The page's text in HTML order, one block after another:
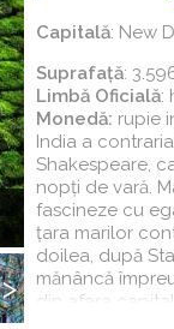
Taj Mahal, Agra
Următorul
Următorul
Capitală: New
Suprafaţă:
Limbă Oficială:
Monedă: rupie
India a
Shakespeare,
nopţi de vară.
fascineze cu
ţara marilor
doilea, după
mănâncă
din afara
motocicletă